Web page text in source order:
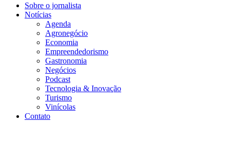
Sobre o jornalista
Notícias
Agenda
Agronegócio
Economia
Empreendedorismo
Gastronomia
Negócios
Podcast
Tecnologia & Inovação
Turismo
Vinícolas
Contato